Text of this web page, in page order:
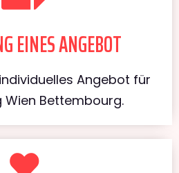
EINES ANGEBOT
Angebot für
Wien Bettembourg.